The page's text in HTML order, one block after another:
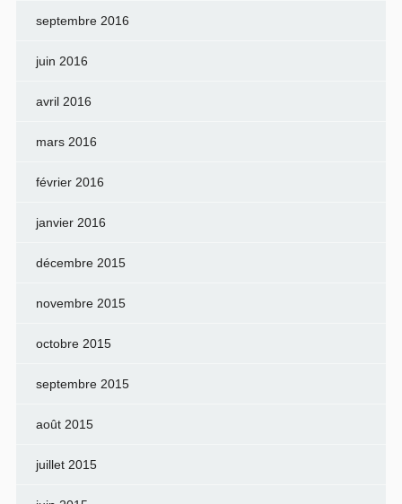
septembre 2016
juin 2016
avril 2016
mars 2016
février 2016
janvier 2016
décembre 2015
novembre 2015
octobre 2015
septembre 2015
août 2015
juillet 2015